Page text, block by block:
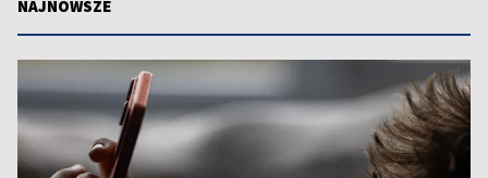
NAJNOWSZE